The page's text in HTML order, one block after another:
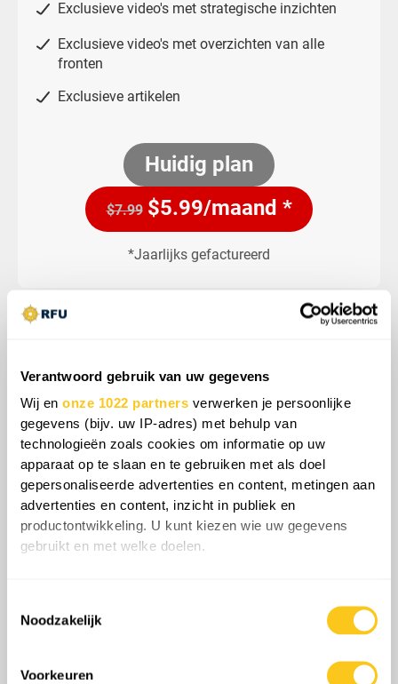
Verantwoord gebruik van uw gegevens
Wij enonze 1022 partners verwerken je persoonlijke
gegevens (bijv. uw IP-adres) met behulp van
technologieën zoals cookies om informatie op uw
apparaat op te slaan en te gebruiken met als doel
gepersonaliseerde advertenties en content, metingen aan
advertenties en content, inzicht in publiek en
productontwikkeling. U kunt kiezen wie uw gegevens
gebruikt en met welke doelen.
Informatie verzamelen over uw geografische
locatie, die tot een paar meter nauwkeurig kan zijn
scannen op specifieke eigenschappen (fingerprinting)
Noodzakelijk
Voorkeuren
Exclusieve video's met strategische inzichten
Exclusieve video's met overzichten van alle
fronten
Exclusieve artikelen
Huidig plan
$7.99 $5.99/maand *
*Jaarlijks gefactureerd
Insider maandelijks
Exclusieve dagelijkse tactische video's
Exclusieve video's met strategische inzichten
Exclusieve video's met overzichten van alle
fronten
Exclusieve artikelen